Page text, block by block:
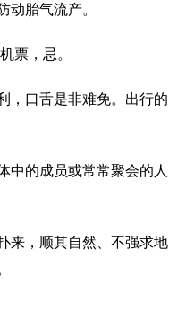
胎气流产。
票，忌。
，口舌是非难免。出行的
中的成员或常常聚会的人
来，顺其自然、不强求地